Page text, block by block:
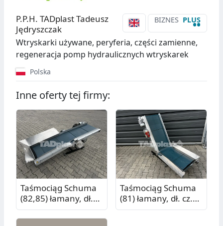
BIZNES PLUS
••
P.P.H. TADplast Tadeusz
Jędryszczak
Wtryskarki używane, peryferia, części zamienne,
regeneracja pomp hydraulicznych wtryskarek
Polska
Inne oferty tej firmy:
Taśmociąg Schuma
(82,85) łamany, dł.
cz. pion. 1,00 m, dł.
cz. poz. 1,05 m
Taśmociąg Schuma
(81) łamany, dł. cz.
pion. 1,00 m, dł. cz.